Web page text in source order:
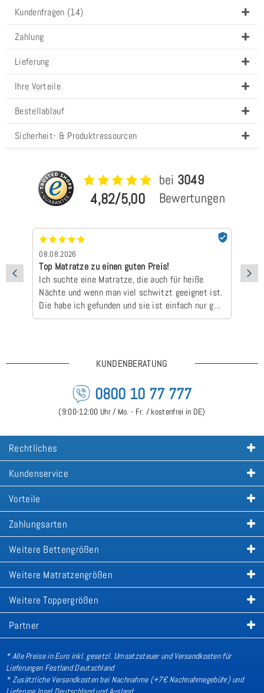
Kundenfragen (14)
Zahlung
Lieferung
Ihre Vorteile
Bestellablauf
Sicherheit- & Produktressourcen
4,82/5,00
bei 3049
Bewertungen
08.08.2026
Top Matratze zu einen guten Preis!
Ich suchte eine Matratze, die auch für heiße
Nächte und wenn man viel schwitzt geeignet ist.
Die habe ich gefunden und sie ist einfach nur gut
👍🏻😃Dass die Lieferzeit länger ist, ist kein
KUNDENBERATUNG
0800 10 77 777
(9:00-12:00 Uhr / Mo. - Fr. / kostenfrei in DE)
Rechtliches
Kundenservice
Vorteile
Zahlungsarten
Weitere Bettengrößen
Weitere Matratzengrößen
Weitere Toppergrößen
Partner
* Alle Preise in Euro inkl. gesetzl. Umsatzsteuer und Versandkosten für
Lieferungen Festland Deutschland
* Zusätzliche Versandkosten bei Nachnahme (+7€ Nachnahmegebühr) und